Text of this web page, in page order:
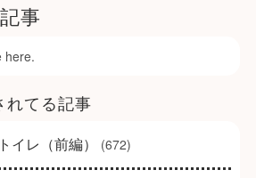
事
here.
れてる記事
イレ（前編） (672)